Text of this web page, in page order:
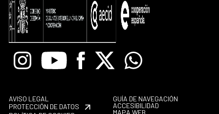
InstagramYoutube Facebook
X Whatsapp
AVISO LEGAL
PROTECCIÓN DE DATOS
GUÍA DE NAVEGACIÓN
ACCESIBILIDAD
MAPA WEB